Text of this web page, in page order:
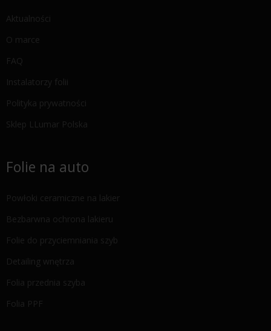
Aktualności
O marce
FAQ
Instalatorzy folii
Polityka prywatności
Sklep LLumar Polska
Folie na auto
Powłoki ceramiczne na lakier
Bezbarwna ochrona lakieru
Folie do przyciemniania szyb
Detailing wnętrza
Folia przednia szyba
Folia PPF